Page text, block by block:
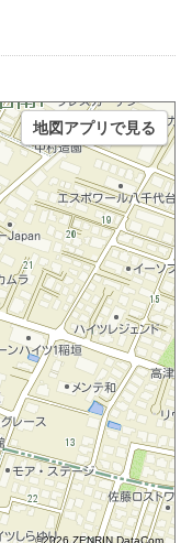
©2026 ZENRIN DataCom
地図アプリで見る